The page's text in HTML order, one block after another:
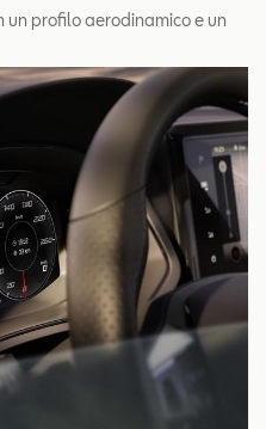
un profilo aerodinamico e un